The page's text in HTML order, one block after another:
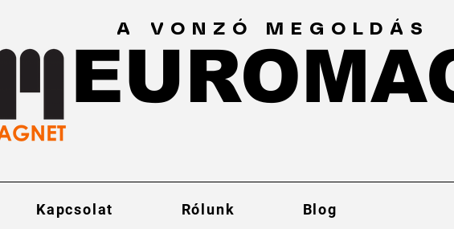
A VONZÓ MEGOLDÁS
Kapcsolat Rólunk Blog